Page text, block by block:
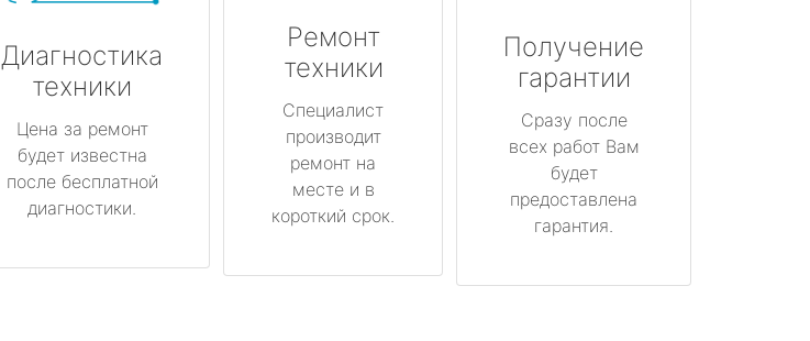
Диагностика
техники
Цена за ремонт
будет известна
после бесплатной
диагностики.
Ремонт
техники
Специалист
производит
ремонт на
месте и в
короткий срок.
Получение
гарантии
Сразу после
всех работ Вам
будет
предоставлена
гарантия.